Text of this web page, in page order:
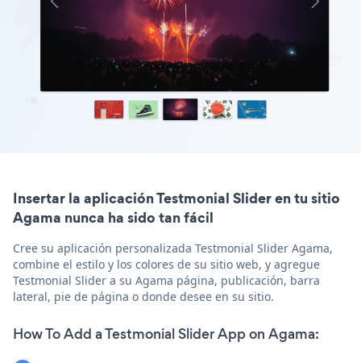
Insertar la aplicación Testmonial Slider en tu sitio
Agama nunca ha sido tan fácil
Cree su aplicación personalizada Testmonial Slider Agama,
combine el estilo y los colores de su sitio web, y agregue
Testmonial Slider a su Agama página, publicación, barra
lateral, pie de página o donde desee en su sitio.
How To Add a Testmonial Slider App on Agama: